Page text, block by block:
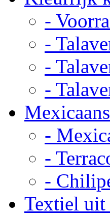
-
-
-
-
-
-
-
Textiel